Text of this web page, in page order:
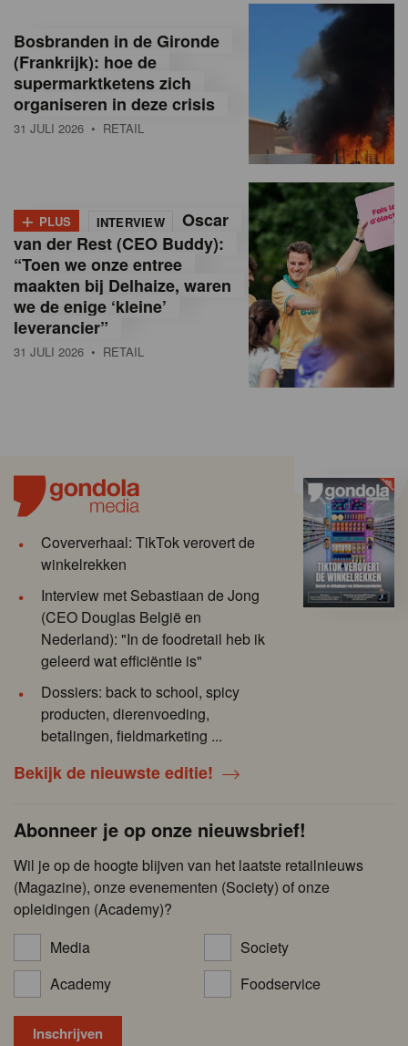
Bosbranden in de Gironde
(Frankrijk): hoe de
supermarktketens zich
organiseren in deze crisis
31 JULI 2026 • RETAIL
+ PLUS INTERVIEW
Oscar
van der Rest (CEO Buddy):
“Toen we onze entree
maakten bij Delhaize, waren
we de enige ‘kleine’
leverancier”
31 JULI 2026 • RETAIL
Coververhaal: TikTok verovert de
winkelrekken
Interview met Sebastiaan de Jong
(CEO Douglas België en
Nederland): "In de foodretail heb ik
geleerd wat efficiëntie is"
Dossiers: back to school, spicy
producten, dierenvoeding,
betalingen, fieldmarketing ...
Bekijk de nieuwste editie!
Abonneer je op onze nieuwsbrief!
Wil je op de hoogte blijven van het laatste retailnieuws
(Magazine), onze evenementen (Society) of onze
opleidingen (Academy)?
Media
Society
Academy
Foodservice